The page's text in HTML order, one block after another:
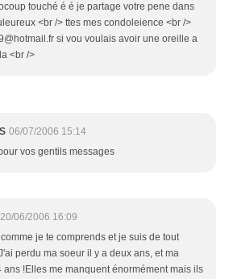
touché é é je partage votre pene dans
<br /> ttes mes condoleience <br />
si vou voulais avoir une oreille a
<br />
06/07/2006 15:14
vos gentils messages
20/06/2006 16:09
je te comprends et je suis de tout
perdu ma soeur il y a deux ans, et ma
ans !Elles me manquent énormément mais ils